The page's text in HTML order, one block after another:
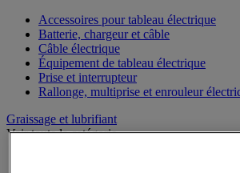
Accessoires pour tableau électrique
Batterie, chargeur et câble
Câble électrique
Équipement de tableau électrique
Prise et interrupteur
Rallonge, multiprise et enrouleur
Graissage et lubrifiant
Voir toute la catégorie